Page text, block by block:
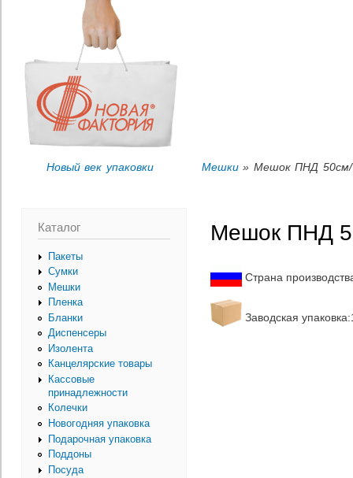
Новый век упаковки Мешки » Мешок ПНД 50см/
Каталог
Пакеты
Сумки
Мешки
Пленка
Бланки
Диспенсеры
Изолента
Канцелярские товары
Кассовые
принадлежности
Колечки
Новогодняя упаковка
Подарочная упаковка
Поддоны
Посуда
Мешок ПНД
Страна
Заводская